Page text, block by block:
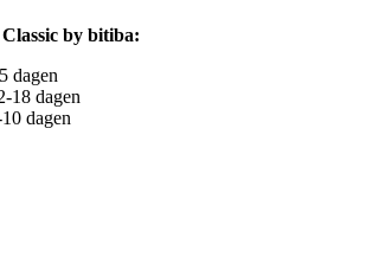
by bitiba:
dagen
18 dagen
dagen